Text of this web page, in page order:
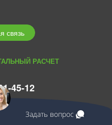
связь
РАСЧЕТ
45-12
Задать вопрос